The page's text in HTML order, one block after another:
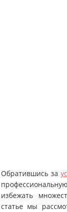
Обратившись за
избежать
статье мы